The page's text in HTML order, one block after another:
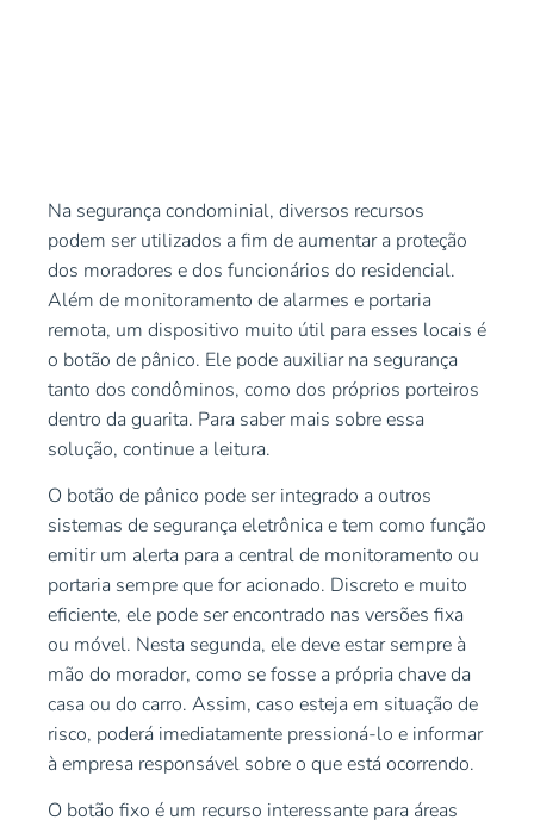
Na segurança condominial, diversos recursos
podem ser utilizados a fim de aumentar a proteção
dos moradores e dos funcionários do residencial.
Além de monitoramento de alarmes e portaria
remota, um dispositivo muito útil para esses locais é
o botão de pânico. Ele pode auxiliar na segurança
tanto dos condôminos, como dos próprios porteiros
dentro da guarita. Para saber mais sobre essa
solução, continue a leitura.
O botão de pânico pode ser integrado a outros
sistemas de segurança eletrônica e tem como função
emitir um alerta para a central de monitoramento ou
portaria sempre que for acionado. Discreto e muito
eficiente, ele pode ser encontrado nas versões fixa
ou móvel. Nesta segunda, ele deve estar sempre à
mão do morador, como se fosse a própria chave da
casa ou do carro. Assim, caso esteja em situação de
risco, poderá imediatamente pressioná-lo e informar
à empresa responsável sobre o que está ocorrendo.
O botão fixo é um recurso interessante para áreas